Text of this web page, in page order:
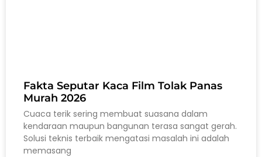
Fakta Seputar Kaca Film Tolak Panas
Murah 2026
Cuaca terik sering membuat suasana dalam
kendaraan maupun bangunan terasa sangat gerah.
Solusi teknis terbaik mengatasi masalah ini adalah
memasang